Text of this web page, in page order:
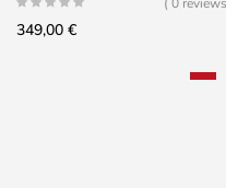
349,00 €